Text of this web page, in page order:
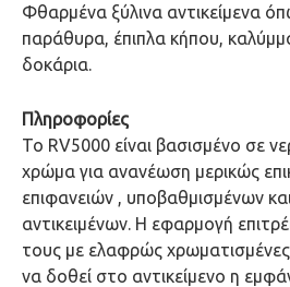
Φθαρμένα ξύλινα αντικείμενα
παράθυρα, έπιπλα κήπου,
δοκάρια.
Πληροφορίες
Το RV5000 είναι βασισμένο σε
χρώμα για ανανέωση μερικώς
επιφανειών , υποβαθμισμένων
αντικειμένων. Η εφαρμογή
τους με ελαφρώς
να δοθεί στο αντικείμενο η